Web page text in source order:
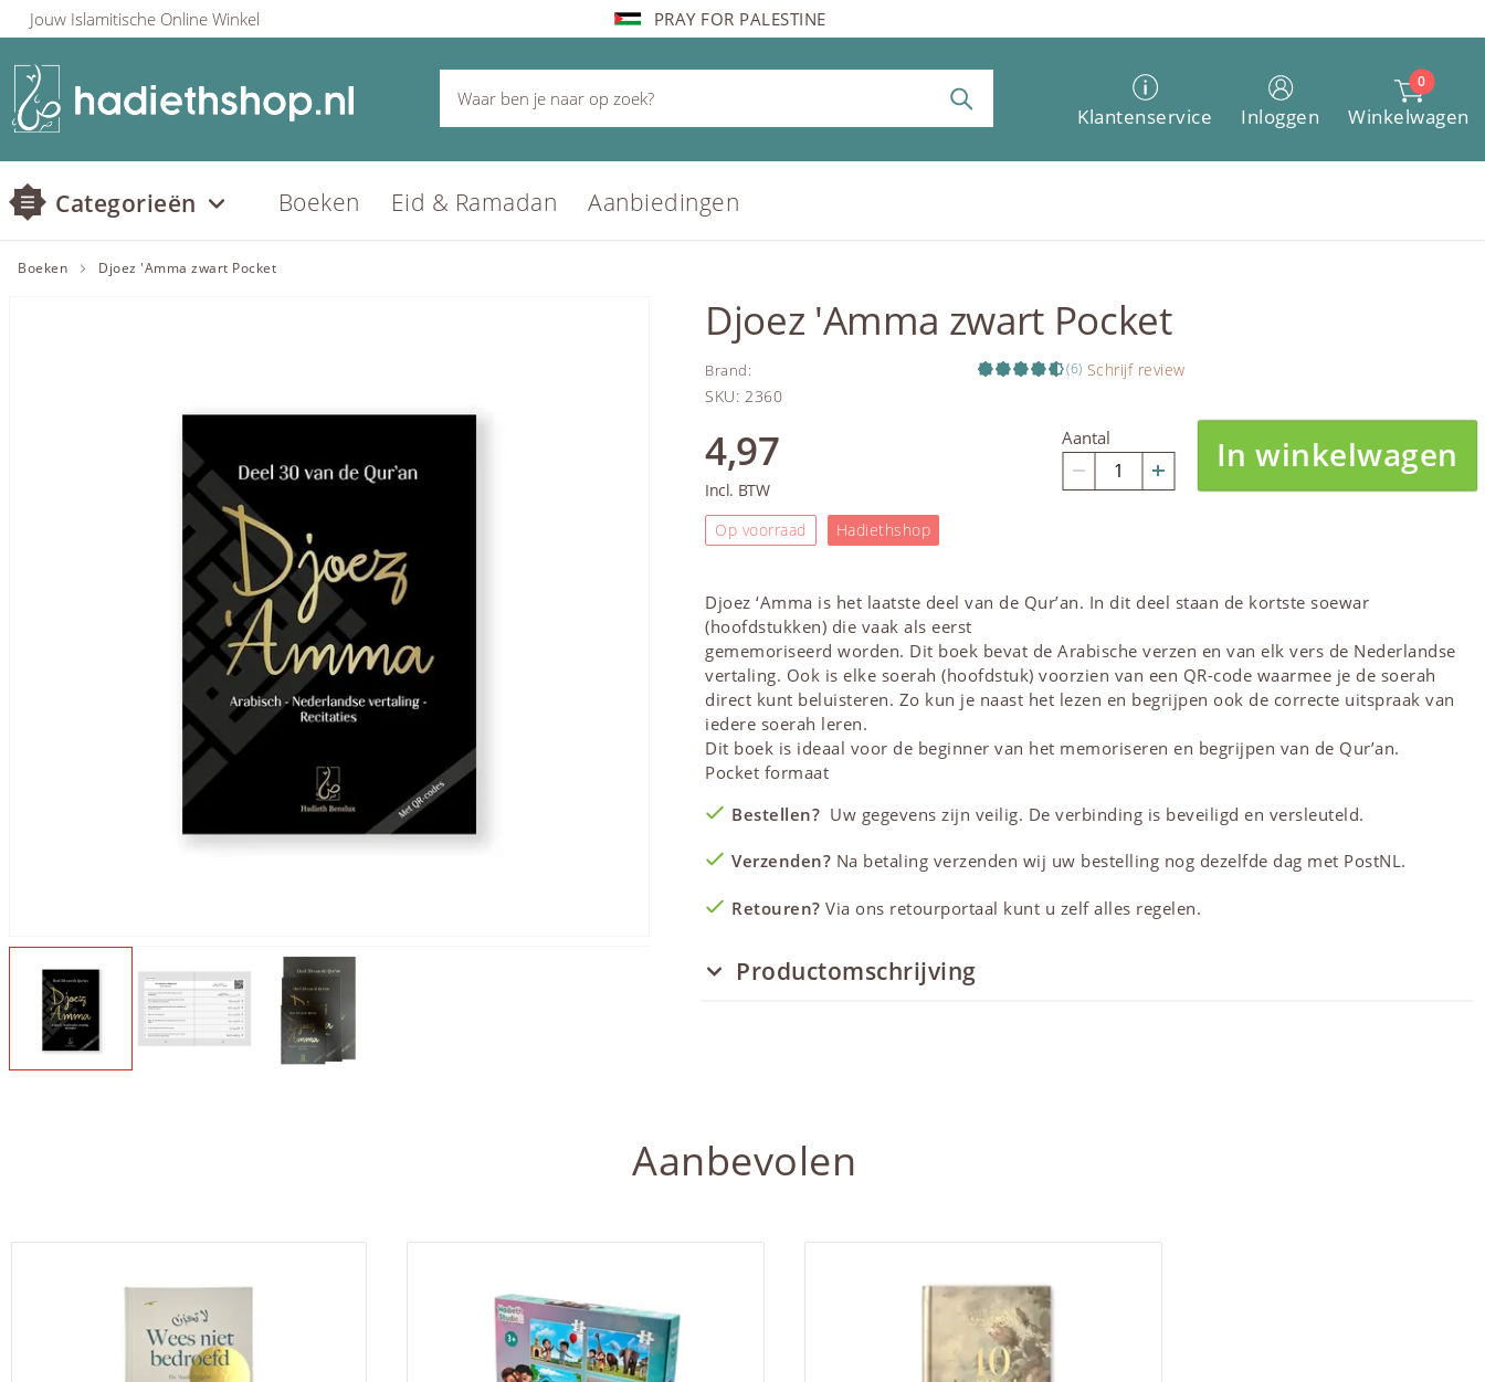
Jouw Islamitische Online Winkel PRAY FOR PALESTINE
Klantenservice Inloggen
0
Winkelwagen
Categorieën Boeken Eid & Ramadan Aanbiedingen
Boeken Djoez 'Amma zwart Pocket
Djoez 'Amma zwart Pocket
Brand: (6) Schrijf review
SKU: 2360
4,97
Incl. BTW
Op voorraad
Hadiethshop
Aantal In winkelwagen
Djoez ‘Amma is het laatste deel van de Qur’an. In dit deel staan de kortste soewar
(hoofdstukken) die vaak als eerst
gememoriseerd worden. Dit boek bevat de Arabische verzen en van elk vers de Nederlandse
vertaling. Ook is elke soerah (hoofdstuk) voorzien van een QR-code waarmee je de soerah
direct kunt beluisteren. Zo kun je naast het lezen en begrijpen ook de correcte uitspraak van
iedere soerah leren.
Dit boek is ideaal voor de beginner van het memoriseren en begrijpen van de Qur’an.
Pocket formaat
Bestellen? Uw gegevens zijn veilig. De verbinding is beveiligd en versleuteld.
Verzenden? Na betaling verzenden wij uw bestelling nog dezelfde dag met PostNL.
Retouren? Via ons retourportaal kunt u zelf alles regelen.
Productomschrijving
Aanbevolen